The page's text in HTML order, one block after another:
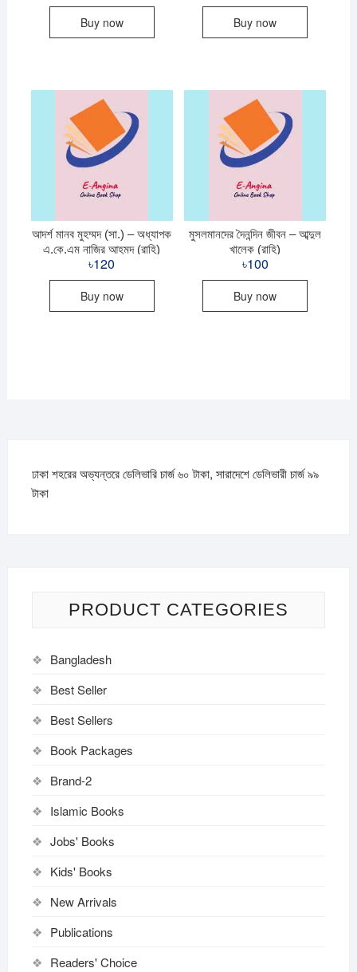
Buy now Buy now
আদর্শ মানব মুহম্মদ (সা.) – অধ্যাপক
এ.কে.এম নাজির আহমদ (রাহি)
৳120
Buy now
মুসলমানদের দৈনন্দিন জীবন – আব্দুল
খালেক (রাহি)
৳100
Buy now
ঢাকা শহরের অভ্যন্তরে ডেলিভারি চার্জ ৬০ টাকা, সারাদেশে ডেলিভারী চার্জ ৯৯
টাকা
PRODUCT CATEGORIES
Bangladesh
Best Seller
Best Sellers
Book Packages
Brand-2
Islamic Books
Jobs' Books
Kids' Books
New Arrivals
Publications
Readers' Choice